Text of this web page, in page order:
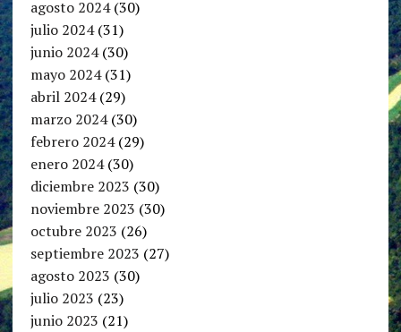
agosto 2024(30)
julio 2024(31)
junio 2024(30)
mayo 2024(31)
abril 2024(29)
marzo 2024(30)
febrero 2024(29)
enero 2024(30)
diciembre 2023 (30)
noviembre 2023 (30)
octubre 2023 (26)
septiembre 2023 (27)
agosto 2023 (30)
julio 2023 (23)
junio 2023 (21)